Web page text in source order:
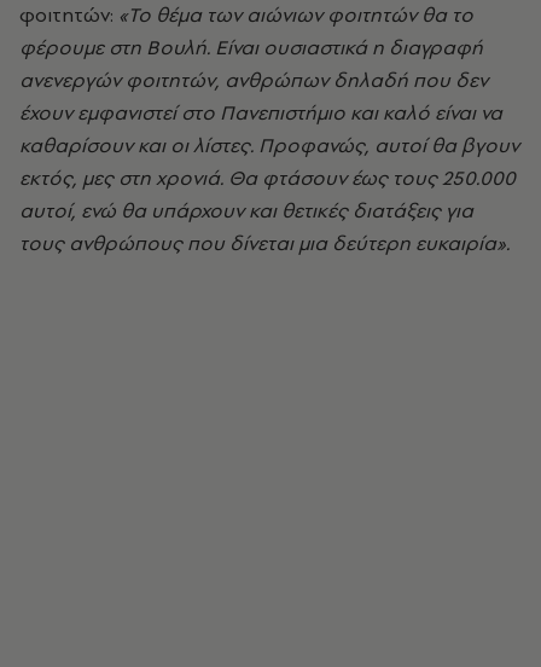
φοιτητών: «Το θέμα των αιώνιων φοιτητών θα το
φέρουμε στη Βουλή. Είναι ουσιαστικά η διαγραφή
ανενεργών φοιτητών, ανθρώπων δηλαδή που δεν
έχουν εμφανιστεί στο Πανεπιστήμιο και καλό είναι να
καθαρίσουν και οι λίστες. Προφανώς, αυτοί θα βγουν
εκτός, μες στη χρονιά. Θα φτάσουν έως τους 250.000
αυτοί, ενώ θα υπάρχουν και θετικές διατάξεις για
τους ανθρώπους που δίνεται μια δεύτερη ευκαιρία».